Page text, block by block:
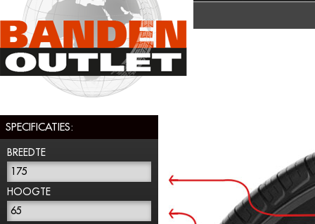
SPECIFICATIES:
BREEDTE
175
HOOGTE
65